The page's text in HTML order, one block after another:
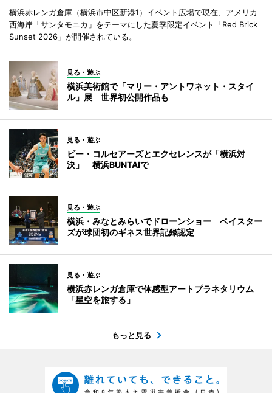
横浜赤レンガ倉庫（横浜市中区新港1）イベント広場で現在、アメリカ
西海岸「サンタモニカ」をテーマにした夏季限定イベント「Red Brick
Sunset 2026」が開催されている。
見る・遊ぶ
横浜美術館で「マリー・アントワネット・スタイ
ル」展 世界初公開作品も
見る・遊ぶ
ビー・コルセアーズとエクセレンスが「横浜対
決」 横浜BUNTAIで
見る・遊ぶ
横浜・みなとみらいでドローンショー ベイスター
ズが球団初のギネス世界記録認定
見る・遊ぶ
横浜赤レンガ倉庫で体感型アートプラネタリウム
「星空を旅する」
もっと見る